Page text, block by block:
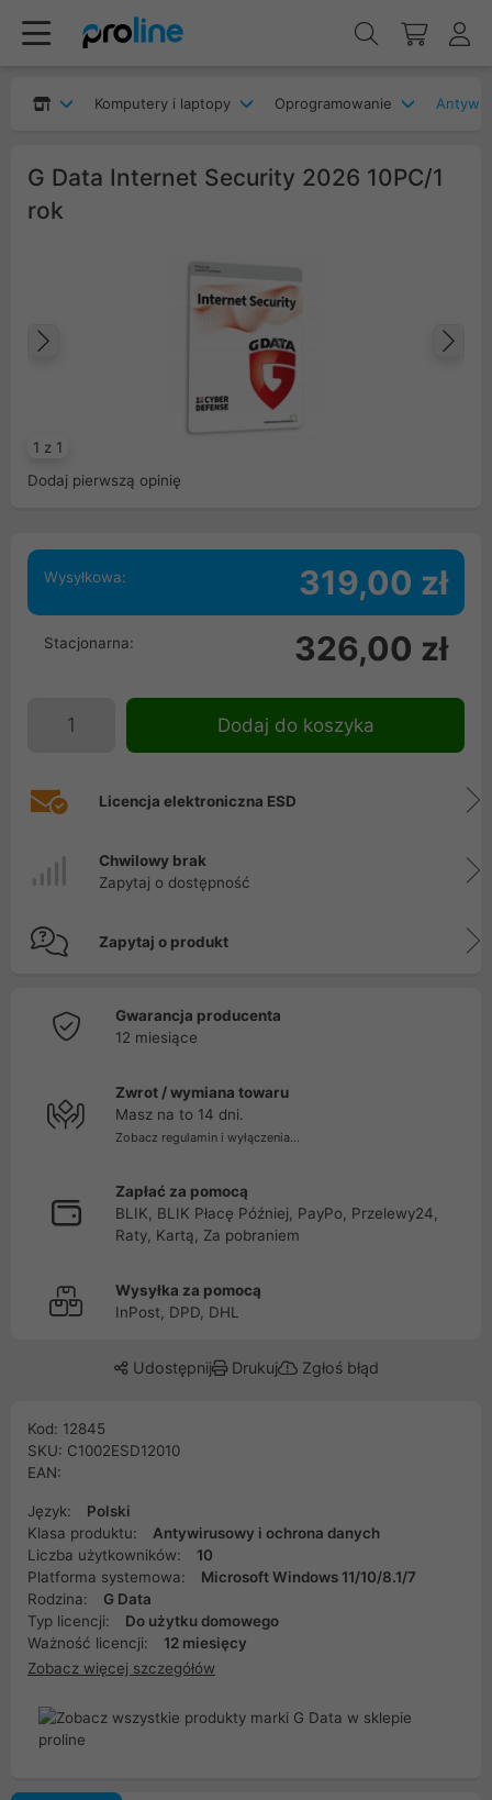
Komputery i laptopy Oprogramowanie
G Data Internet Security 2026 10PC/1
rok
1 z 1
Dodaj pierwszą opinię
Wysyłkowa: 319,00 zł
Stacjonarna: 326,00 zł
Dodaj do koszyka
Licencja elektroniczna ESD
Chwilowy brak
Zapytaj o dostępność
Zapytaj o produkt
Gwarancja producenta
12 miesiące
Zwrot / wymiana towaru
Masz na to 14 dni.
Zobacz regulamin i wyłączenia...
Zapłać za pomocą
BLIK, BLIK Płacę Później, PayPo, Przelewy24,
Raty, Kartą, Za pobraniem
Wysyłka za pomocą
InPost, DPD, DHL
Udostępnij Drukuj Zgłoś błąd
Kod: 12845
SKU: C1002ESD12010
EAN:
Język:
Polski
Klasa produktu:
Antywirusowy i ochrona danych
Liczba użytkowników:
10
Platforma systemowa:
Microsoft Windows 11/10/8.1/7
Rodzina:
G Data
Typ licencji:
Do użytku domowego
Ważność licencji:
12 miesięcy
Zobacz więcej szczegółów